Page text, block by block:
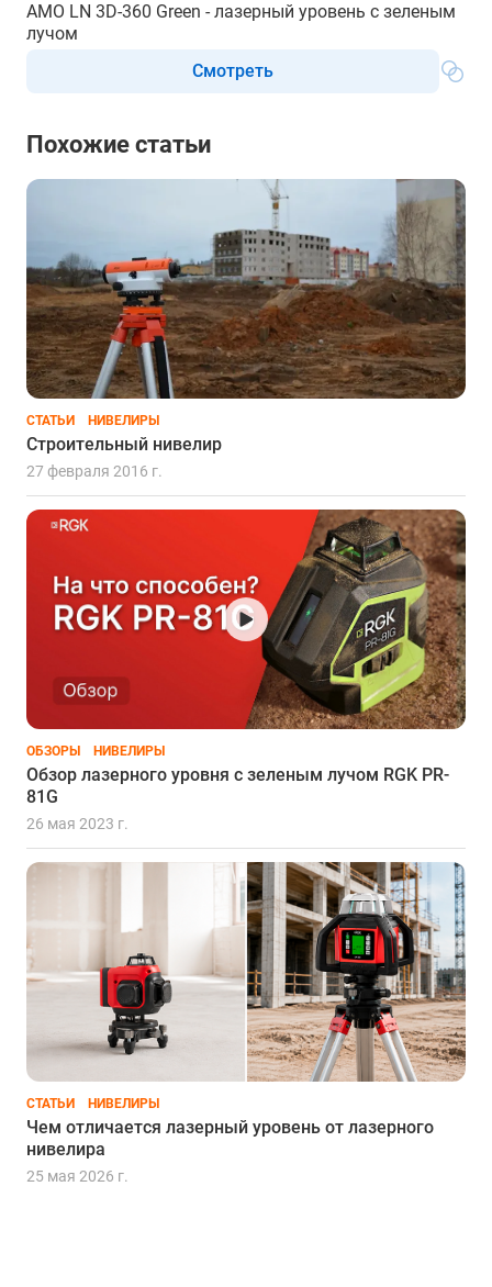
AMO LN 3D-360 Green - лазерный уровень с зеленым
лучом
Смотреть
Похожие статьи
СТАТЬИ НИВЕЛИРЫ
Строительный нивелир
27 февраля 2016 г.
ОБЗОРЫ НИВЕЛИРЫ
Обзор лазерного уровня с зеленым лучом RGK PR-
81G
26 мая 2023 г.
СТАТЬИ НИВЕЛИРЫ
Чем отличается лазерный уровень от лазерного
нивелира
25 мая 2026 г.